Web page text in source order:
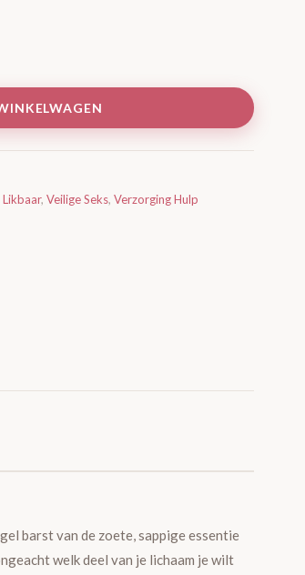
Likbaar, Veilige Seks, Verzorging Hulp
barst van de zoete, sappige essentie
welk deel van je lichaam je wilt